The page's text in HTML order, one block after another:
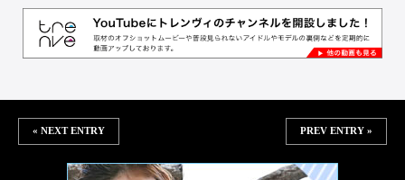
« NEXT ENTRY PREV ENTRY »